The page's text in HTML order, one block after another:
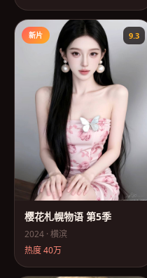
新片 9.3
樱花札幌物语 第5季
2024 · 横滨
热度40万